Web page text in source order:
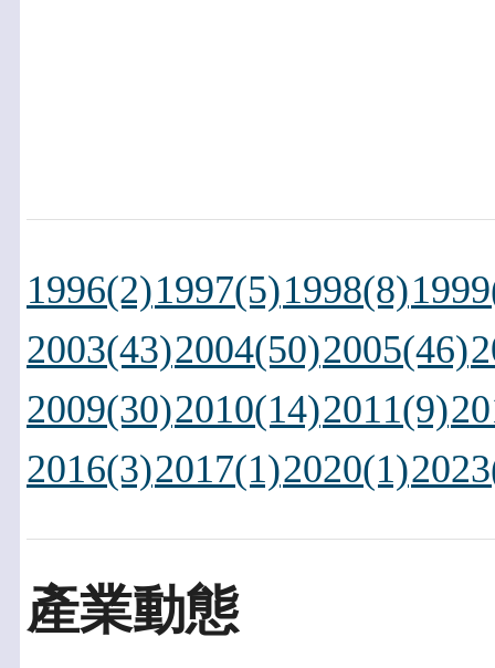
1996(2)1997(5)1998(8)
2003(43)2004(50)2005(46)
2009(30)2010(14)2011(9)
2016(3)2017(1)2020(1)
產業動態